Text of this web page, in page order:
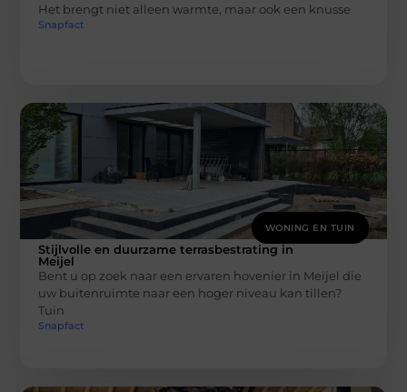
Het brengt niet alleen warmte, maar ook een knusse
Snapfact
WONING EN TUIN
Stijlvolle en duurzame terrasbestrating in
Meijel
Bent u op zoek naar een ervaren hovenier in Meijel die
uw buitenruimte naar een hoger niveau kan tillen?
Tuin
Snapfact